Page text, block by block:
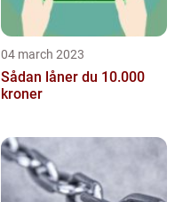
04 march 2023
Sådan låner du 10.000
kroner